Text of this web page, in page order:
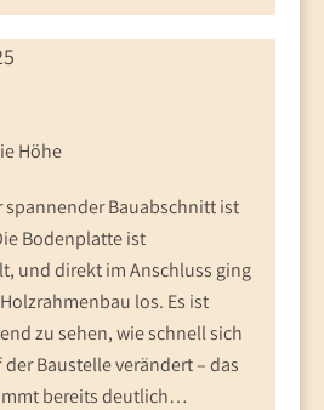
Höhe
spannender Bauabschnitt ist
Bodenplatte ist
und direkt im Anschluss ging
los. Es ist
zu sehen, wie schnell sich
Baustelle verändert – das
bereits deutlich…